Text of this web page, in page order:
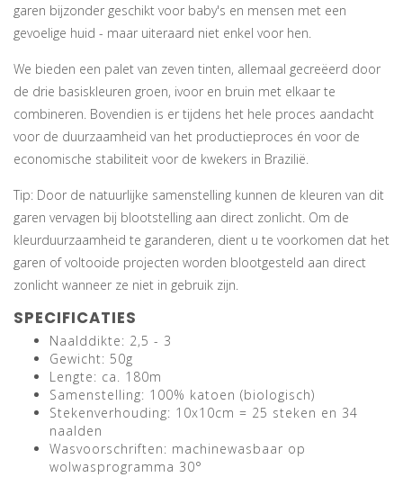
garen bijzonder geschikt voor baby's en mensen met een
gevoelige huid - maar uiteraard niet enkel voor hen.
We bieden een palet van zeven tinten, allemaal gecreëerd door
de drie basiskleuren groen, ivoor en bruin met elkaar te
combineren. Bovendien is er tijdens het hele proces aandacht
voor de duurzaamheid van het productieproces én voor de
economische stabiliteit voor de kwekers in Brazilië.
Tip: Door de natuurlijke samenstelling kunnen de kleuren van dit
garen vervagen bij blootstelling aan direct zonlicht. Om de
kleurduurzaamheid te garanderen, dient u te voorkomen dat het
garen of voltooide projecten worden blootgesteld aan direct
zonlicht wanneer ze niet in gebruik zijn.
SPECIFICATIES
Naalddikte: 2,5 - 3
Gewicht: 50g
Lengte: ca. 180m
Samenstelling: 100% katoen (biologisch)
Stekenverhouding: 10x10cm = 25 steken en 34
naalden
Wasvoorschriften: machinewasbaar op
wolwasprogramma 30°